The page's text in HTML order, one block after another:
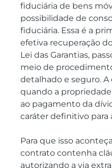
fiduciária de bens
possibilidade de
fiduciária. Essa é a
efetiva recuperação
Lei das Garantias,
meio de
detalhado e seguro. A
quando a
ao pagamento da
caráter definitivo para
Para que isso
contrato contenha
autorizando a via